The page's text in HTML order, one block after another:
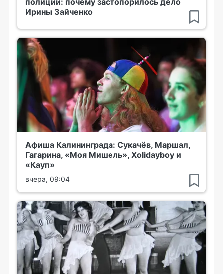
Ирины Зайченко
Афиша Калининграда: Сукачёв, Маршал,
Гагарина, «Моя Мишель», Xolidayboy и
«Кауп»
вчера, 09:04